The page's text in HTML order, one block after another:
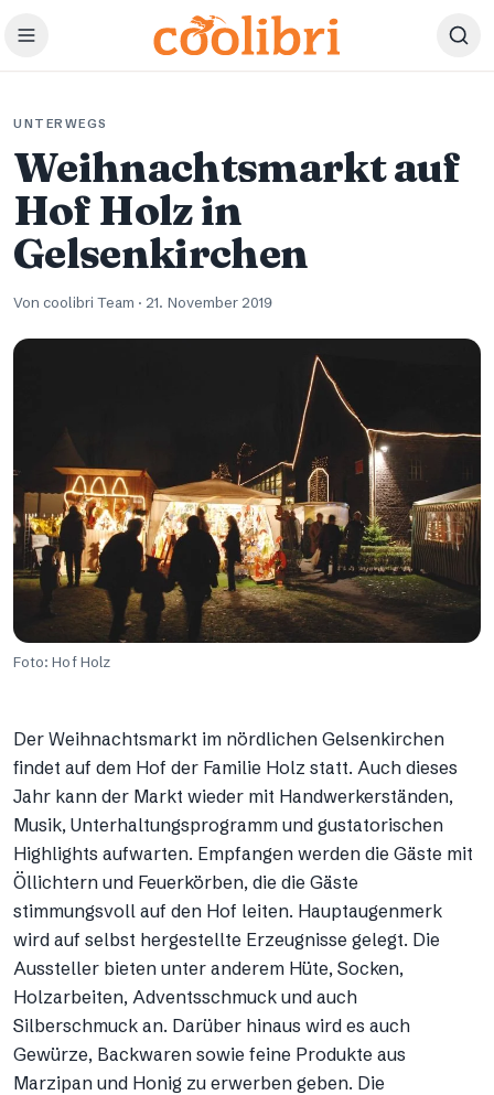
Zum Hauptinhalt springen
UNTERWEGS
Weihnachtsmarkt auf
Hof Holz in
Gelsenkirchen
Von coolibri Team · 21. November 2019
Foto: Hof Holz
Der Weihnachtsmarkt im nördlichen Gelsenkirchen
findet auf dem Hof der Familie Holz statt. Auch dieses
Jahr kann der Markt wieder mit Handwerkerständen,
Musik, Unterhaltungsprogramm und gustatorischen
Highlights aufwarten. Empfangen werden die Gäste mit
Öllichtern und Feuerkörben, die die Gäste
stimmungsvoll auf den Hof leiten. Hauptaugenmerk
wird auf selbst hergestellte Erzeugnisse gelegt. Die
Aussteller bieten unter anderem Hüte, Socken,
Holzarbeiten, Adventsschmuck und auch
Silberschmuck an. Darüber hinaus wird es auch
Gewürze, Backwaren sowie feine Produkte aus
Marzipan und Honig zu erwerben geben. Die